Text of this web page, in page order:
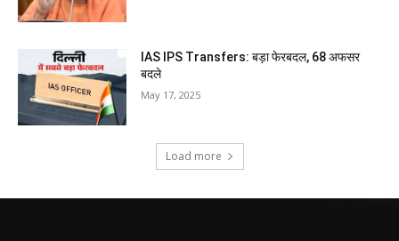
IAS IPS Transfers: बड़ा फेरबदल, 68 अफसर
बदले
May 17, 2025
Load more